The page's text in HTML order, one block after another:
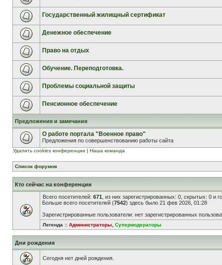
Государственный жилищный сертификат
Денежное обеспечение
Право на отдых
Обучение. Переподготовка.
Проблемы социальной защиты
Пенсионное обеспечение
Предложения и замечания
О работе портала "Военное право"
Предложения по совершенствованию работы сайта
Удалить cookies конференции | Наша команда
Список форумов
Кто сейчас на конференции
Всего посетителей: 671 , из них зарегистрированных: 0, скрытых: 0 и
Больше всего посетителей (7542) здесь было 21 фев 2026, 01:28
Зарегистрированные пользователи: нет зарегистрированных
Легенда :: Администраторы Супермодераторы
Дни рождения
Сегодня нет дней рождения.